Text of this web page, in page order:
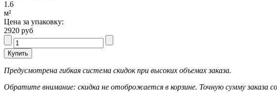
1.6
м²
Цена за упаковку:
2920 руб
Предусмотрена гибкая система скидок при высоких объемах заказа.
Обратите внимание: скидка не отоброжается в корзине. Точную сумму заказа